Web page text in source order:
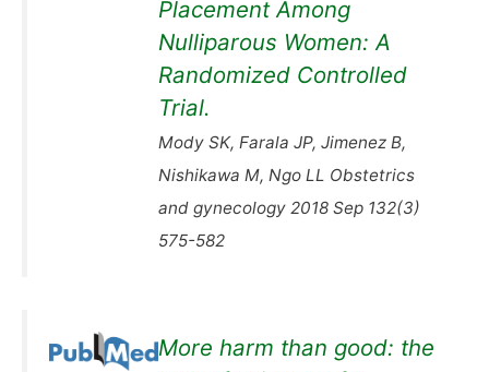
Placement Among
Nulliparous Women: A
Randomized Controlled
Trial.
Mody SK, Farala JP, Jimenez B,
Nishikawa M, Ngo LL Obstetrics
and gynecology 2018 Sep 132(3)
575-582
More harm than good: the